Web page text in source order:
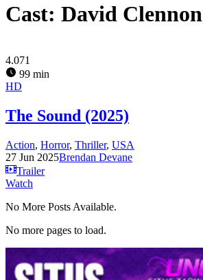
Cast: David Clennon
4.071
99 min
HD
The Sound (2025)
Action, Horror, Thriller, USA
27 Jun 2025Brendan Devane
Trailer
Watch
No More Posts Available.
No more pages to load.